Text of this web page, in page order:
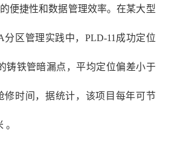
便捷性和数据管理效率。在某大型
区管理实践中，PLD-11成功定位
铸铁管暗漏点，平均定位偏差小于
修时间，据统计，该项目每年可节
。